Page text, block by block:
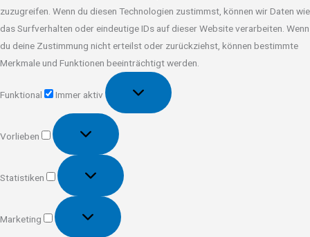
zuzugreifen. Wenn du diesen Technologien zustimmst, können wir Daten wie
das Surfverhalten oder eindeutige IDs auf dieser Website verarbeiten. Wenn
du deine Zustimmung nicht erteilst oder zurückziehst, können bestimmte
Merkmale und Funktionen beeinträchtigt werden.
Funktional
Immer aktiv
Vorlieben
Vorlieben
Statistiken
Statistiken
Marketing
Marketing